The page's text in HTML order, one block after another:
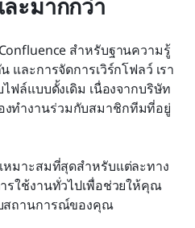
ะมากกว่า
สำหรับฐานความรู้
และการจัดการเวิร์กโฟลว์ เรา
ฟล์แบบดั้งเดิม เนื่องจากบริษัท
ทำงานร่วมกับสมาชิกทีมที่อยู่
หมาะสมที่สุดสำหรับแต่ละทาง
รใช้งานทั่วไปเพื่อช่วยให้คุณ
สถานการณ์ของคุณ